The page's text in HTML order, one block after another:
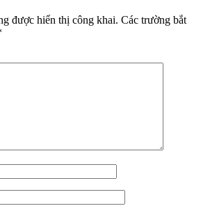
được hiển thị công khai. Các trường bắt